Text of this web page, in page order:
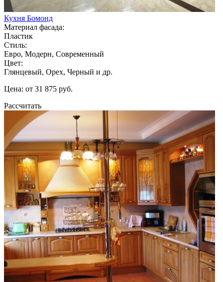
Кухня Бомонд
Материал фасада:
Пластик
Стиль:
Евро, Модерн, Современный
Цвет:
Глянцевый, Орех, Черный и др.
Цена: от 31 875 руб.
Рассчитать